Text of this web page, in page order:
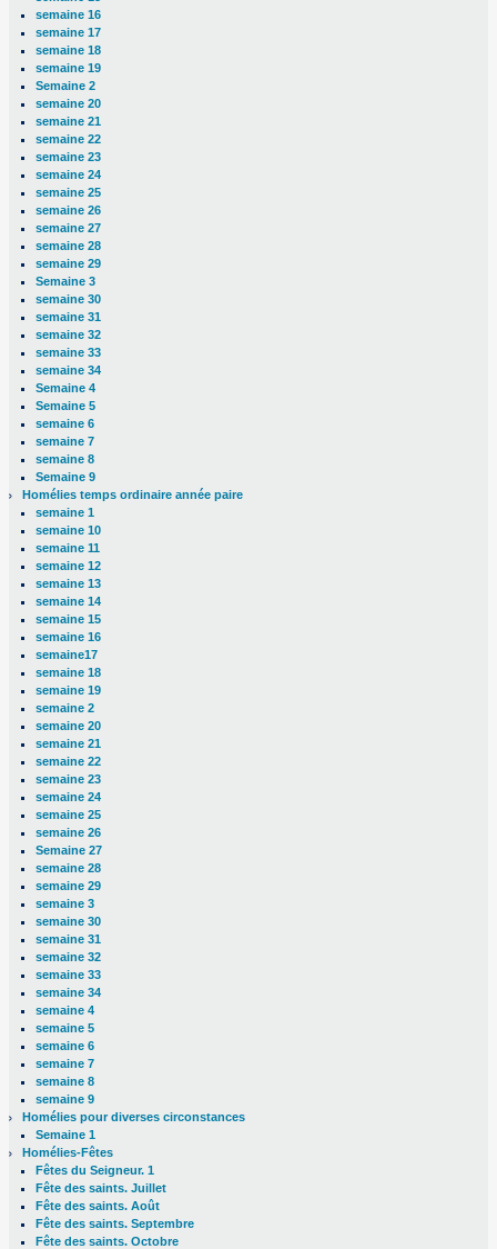
semaine 16
semaine 17
semaine 18
semaine 19
Semaine 2
semaine 20
semaine 21
semaine 22
semaine 23
semaine 24
semaine 25
semaine 26
semaine 27
semaine 28
semaine 29
Semaine 3
semaine 30
semaine 31
semaine 32
semaine 33
semaine 34
Semaine 4
Semaine 5
semaine 6
semaine 7
semaine 8
Semaine 9
Homélies temps ordinaire année paire
semaine 1
semaine 10
semaine 11
semaine 12
semaine 13
semaine 14
semaine 15
semaine 16
semaine17
semaine 18
semaine 19
semaine 2
semaine 20
semaine 21
semaine 22
semaine 23
semaine 24
semaine 25
semaine 26
Semaine 27
semaine 28
semaine 29
semaine 3
semaine 30
semaine 31
semaine 32
semaine 33
semaine 34
semaine 4
semaine 5
semaine 6
semaine 7
semaine 8
semaine 9
Homélies pour diverses circonstances
Semaine 1
Homélies-Fêtes
Fêtes du Seigneur. 1
Fête des saints. Juillet
Fête des saints. Août
Fête des saints. Septembre
Fête des saints. Octobre